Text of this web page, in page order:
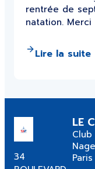
rentrée de
natation.
Lire la suite
34
LE
Paris